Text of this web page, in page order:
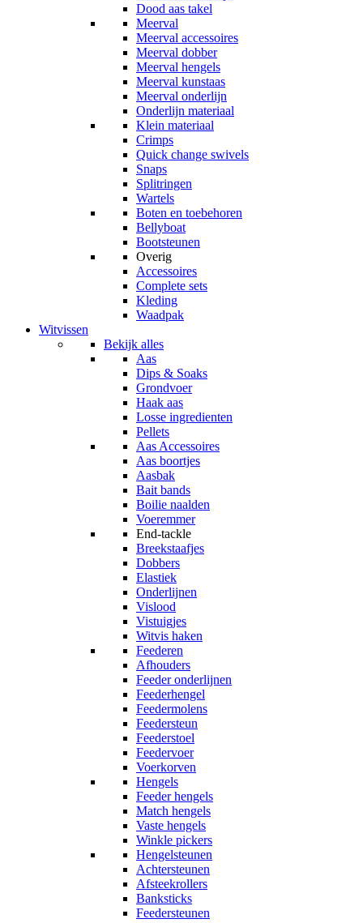
Dood aas takel
Meerval
Meerval accessoires
Meerval dobber
Meerval hengels
Meerval kunstaas
Meerval onderlijn
Onderlijn materiaal
Klein materiaal
Crimps
Quick change swivels
Snaps
Splitringen
Wartels
Boten en toebehoren
Bellyboat
Bootsteunen
Overig
Accessoires
Complete sets
Kleding
Waadpak
Witvissen
Bekijk alles
Aas
Dips & Soaks
Grondvoer
Haak aas
Losse ingredienten
Pellets
Aas Accessoires
Aas boortjes
Aasbak
Bait bands
Boilie naalden
Voeremmer
End-tackle
Breekstaafjes
Dobbers
Elastiek
Onderlijnen
Vislood
Vistuigjes
Witvis haken
Feederen
Afhouders
Feeder onderlijnen
Feederhengel
Feedermolens
Feedersteun
Feederstoel
Feedervoer
Voerkorven
Hengels
Feeder hengels
Match hengels
Vaste hengels
Winkle pickers
Hengelsteunen
Achtersteunen
Afsteekrollers
Banksticks
Feedersteunen